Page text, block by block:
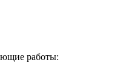
работы: